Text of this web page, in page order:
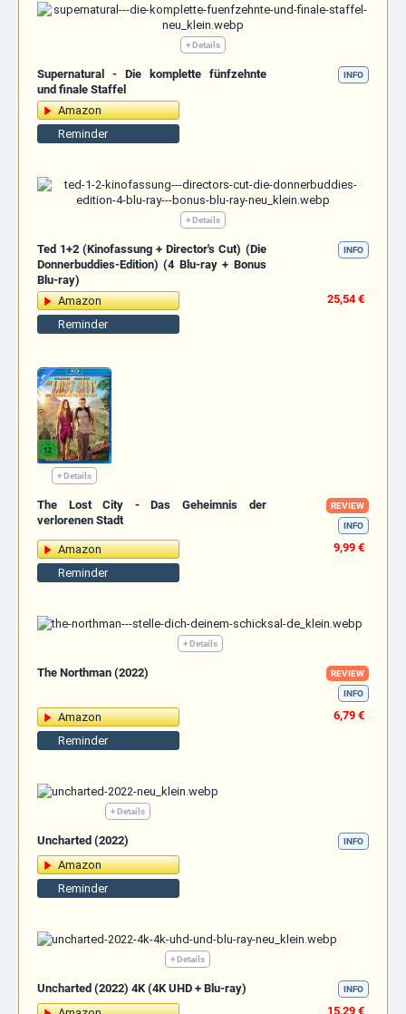
+ Details
Supernatural - Die komplette fünfzehnte
und finale Staffel
INFO
Amazon
Reminder
+ Details
Ted 1+2 (Kinofassung + Director's Cut) (Die
Donnerbuddies-Edition) (4 Blu-ray + Bonus
Blu-ray)
INFO
Amazon
25,54 €
Reminder
+ Details
The Lost City - Das Geheimnis der
verlorenen Stadt
REVIEW
INFO
Amazon
9,99 €
Reminder
+ Details
The Northman (2022)
REVIEW
INFO
Amazon
6,79 €
Reminder
+ Details
Uncharted (2022) INFO
Amazon
Reminder
+ Details
Uncharted (2022) 4K (4K UHD + Blu-ray) INFO
15,29 €